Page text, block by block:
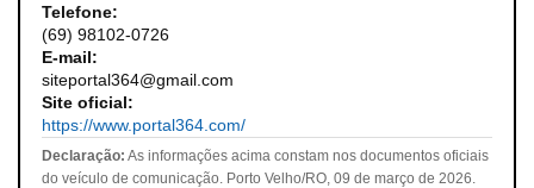
Telefone:
(69) 98102-0726
E-mail:
siteportal364@gmail.com
Site oficial:
https://www.portal364.com/
Declaração: As informações acima constam nos documentos oficiais
do veículo de comunicação. Porto Velho/RO, 09 de março de 2026.